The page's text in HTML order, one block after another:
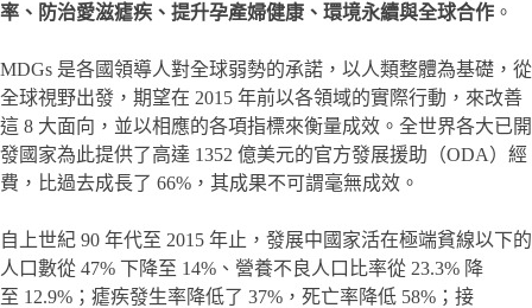
率、防治愛滋瘧疾、提升孕產婦健康、環境永續與全球合作 。
MDGs 是各國領導人對全球弱勢的承諾，以人類整體為基礎，從
全球視野出發，期望在 2015 年前以各領域的實際行動，來改善
這 8 大面向，並以相應的各項指標來衡量成效。全世界各大已開
發國家為此提供了高達 1352 億美元的官方發展援助（ODA）經
費，比過去成長了 66%，其成果不可謂毫無成效。
自上世紀 90 年代至 2015 年止，發展中國家活在極端貧線以下的
人口數從 47% 下降至 14%、營養不良人口比率從 23.3% 降
至 12.9%；瘧疾發生率降低了 37%，死亡率降低 58%；接